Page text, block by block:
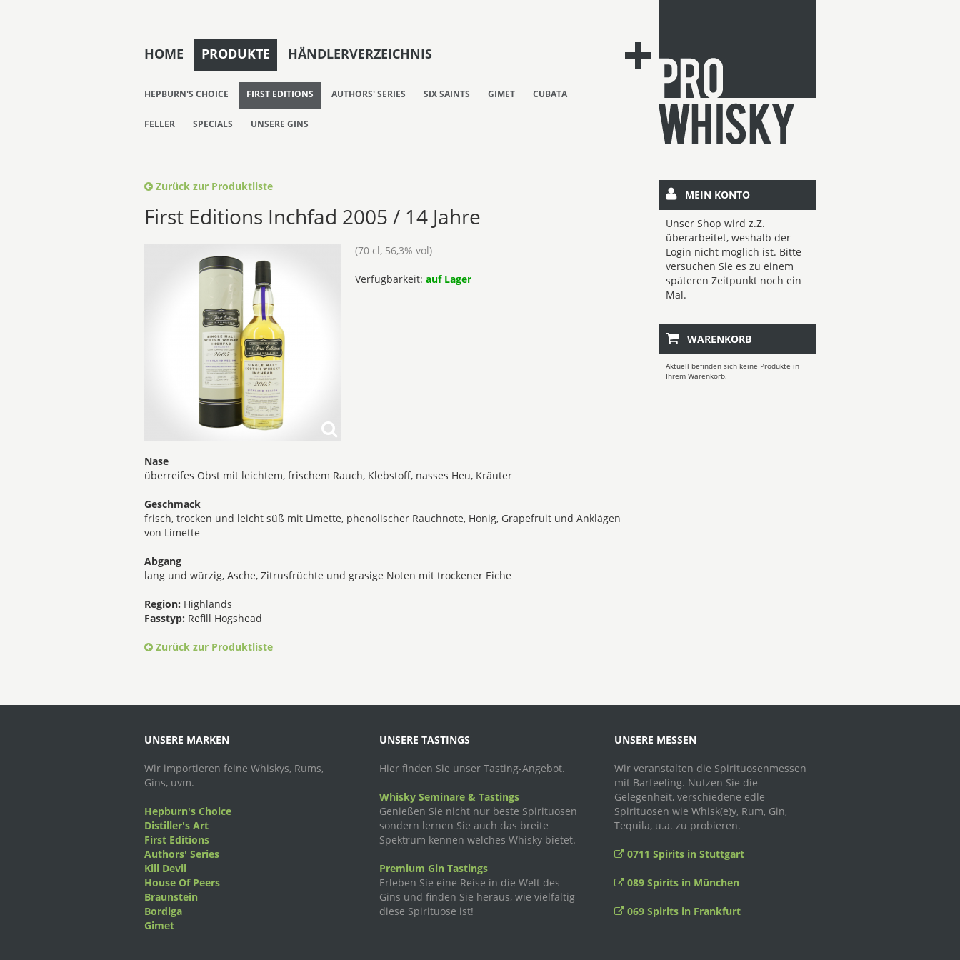
MEIN KONTO
Unser Shop wird z.Z.
überarbeitet, weshalb der
Login nicht möglich ist. Bitte
versuchen Sie es zu einem
späteren Zeitpunkt noch ein
Mal.
WARENKORB
Aktuell befinden sich keine Produkte in
Ihrem Warenkorb.
HOME PRODUKTE HÄNDLERVERZEICHNIS
HEPBURN'S CHOICE FIRST EDITIONS AUTHORS' SERIES SIX SAINTS GIMET CUBATA
FELLER SPECIALS UNSERE GINS
Zurück zur Produktliste
First Editions Inchfad 2005 / 14 Jahre
(70 cl, 56,3% vol)
Verfügbarkeit: auf Lager
Nase
überreifes Obst mit leichtem, frischem Rauch, Klebstoff, nasses Heu, Kräuter
Geschmack
frisch, trocken und leicht süß mit Limette, phenolischer Rauchnote, Honig, Grapefruit und Anklägen
von Limette
Abgang
lang und würzig, Asche, Zitrusfrüchte und grasige Noten mit trockener Eiche
Region: Highlands
Fasstyp: Refill Hogshead
Zurück zur Produktliste
UNSERE MARKEN
Wir importieren feine Whiskys, Rums,
Gins, uvm.
Hepburn's Choice
Distiller's Art
First Editions
Authors' Series
Kill Devil
House Of Peers
Braunstein
Bordiga
Gimet
UNSERE MESSEN
Wir veranstalten die Spirituosenmessen
mit Barfeeling. Nutzen Sie die
Gelegenheit, verschiedene edle
Spirituosen wie Whisk(e)y, Rum, Gin,
Tequila, u.a. zu probieren.
0711 Spirits in Stuttgart
089 Spirits in München
069 Spirits in Frankfurt
UNSERE TASTINGS
Hier finden Sie unser Tasting-Angebot.
Whisky Seminare & Tastings
Genießen Sie nicht nur beste Spirituosen
sondern lernen Sie auch das breite
Spektrum kennen welches Whisky bietet.
Premium Gin Tastings
Erleben Sie eine Reise in die Welt des
Gins und finden Sie heraus, wie vielfältig
diese Spirituose ist!